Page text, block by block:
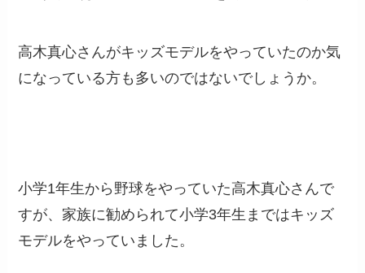
高木真心さんがキッズモデルをやっていたのか気
になっている方も多いのではないでしょうか。
小学1年生から野球をやっていた高木真心さんで
すが、家族に勧められて小学3年生まではキッズ
モデルをやっていました。